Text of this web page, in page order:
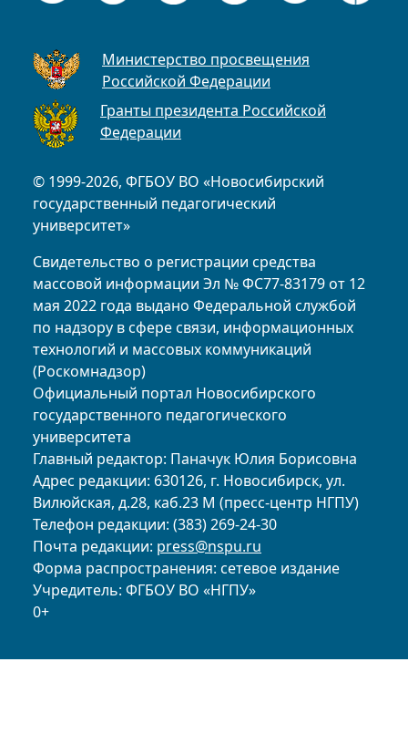
© 1999-2026, ФГБОУ ВО «Новосибирский
государственный педагогический
университет»
Свидетельство о регистрации средства
массовой информации Эл № ФС77-83179 от 12
мая 2022 года выдано Федеральной службой
по надзору в сфере связи, информационных
технологий и массовых коммуникаций
(Роскомнадзор)
Официальный портал Новосибирского
государственного педагогического
университета
Главный редактор: Паначук Юлия Борисовна
Адрес редакции: 630126, г. Новосибирск, ул.
Вилюйская, д.28, каб.23 М (пресс-центр НГПУ)
Телефон редакции: (383) 269-24-30
Почта редакции: press@nspu.ru
Форма распространения: сетевое издание
Учредитель: ФГБОУ ВО «НГПУ»
0+
Министерство просвещения
Российской Федерации
Гранты президента Российской
Федерации